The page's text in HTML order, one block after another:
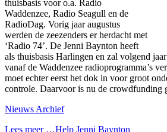
thuisbasis voor o.a. Radio
Waddenzee, Radio Seagull en de
RadioDag. Vorig jaar augustus
werden de zeezenders er herdacht met
‘Radio 74’. De Jenni Baynton heeft
als thuisbasis Harlingen en zal volgend
vanaf de Waddenzee radioprogramma’s
moet echter eerst het dok in voor groot
controle. Daarvoor is nu de crowdfunding
Nieuws Archief
Lees meer …Help Jenni Baynton